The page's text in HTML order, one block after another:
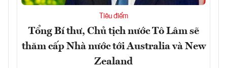
Tiêu điểm
Tổng Bí thư, Chủ tịch nước Tô Lâm sẽ
thăm cấp Nhà nước tới Australia và New
Zealand